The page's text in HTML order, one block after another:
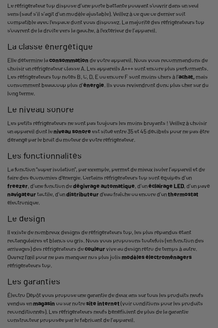
Le réfrigérateur top dispose d’une porte battante pouvant s’ouvrir dans un seul
sens (sauf s’il s’agit d’un modèle ajustable). Veillez à ce que ce dernier soit
compatible avec l’espace dont vous disposez. La majorité des réfrigérateurs top
s’ouvrent de la droite vers la gauche, à l’extérieur de l’appareil.
La classe énergétique
Elle détermine laconsommation de votre appareil. Nous vous recommandons de
choisir un réfrigérateur classe A. Les appareils A+++ sont encore plus performants.
Les réfrigérateurs top notés B, C, D, E ou encore F sont moins chers à l’achat, mais
consomment beaucoup plus d’énergie . Ils vous reviendront donc plus cher sur du
long terme.
Le niveau sonore
Les petits réfrigérateurs ne sont pas toujours les moins bruyants ! Veillez à choisir
un appareil dont leniveau sonore est situé entre 35 et 45 décibels pour ne pas être
dérangé par le bruit du moteur de votre réfrigérateur.
Les fonctionnalités
La fonction “super isolation”, par exemple, permet de mieux isoler l’appareil et de
faire des économies d’énergie. Certains réfrigérateurs top sont équipés d’un
freezer , d’une fonction dedégivrage automatique , d’unéclairage LED , d’un pavé
navigateurtactile, d’undistributeurd’eau fraîche ou encore d’unthermostat
électronique.
Le design
Il existe de nombreux designs de réfrigérateurs top, les plus répandus étant
rectangulaires et blancs ou gris. Nous vous proposons toutefois (en fonction des
arrivages) des réfrigérateurs decouleurvive au design rétro de temps à autre.
Ouvrez l’œil pour ne pas manquer nos plus jolis modèles électroménagers
réfrigérateurs top.
Les garanties
Électro Dépôt vous propose une garantie de deux ans sur tous les produits neufs
vendus enmagasin ou sur notresite internet (voir conditions pour les produits
reconditionnés). Les réfrigérateurs neufs bénéficient de plus de la garantie
constructeur proposée par le fabricant de l’appareil.